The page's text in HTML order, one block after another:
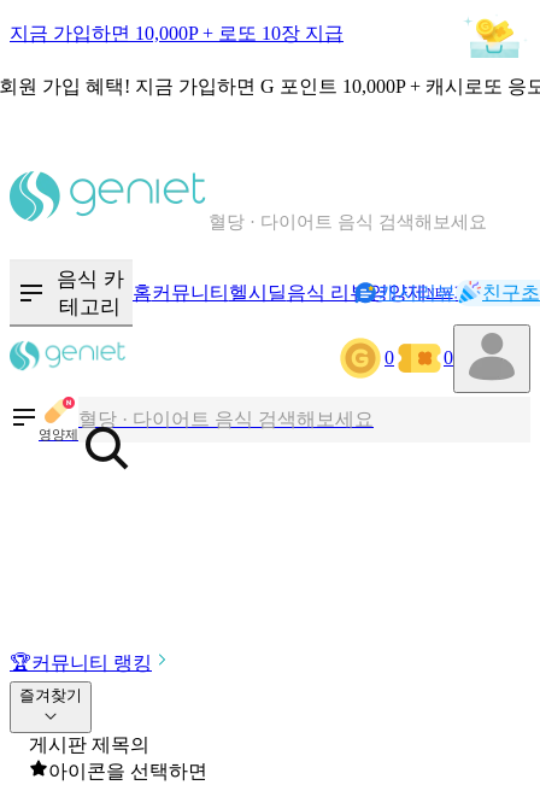
지금 가입하면 10,000P + 로또 10장 지급
원 가입 혜택! 지금 가입하면 G 포인트 10,000P + 캐시로또 응
혈당 · 다이어트 음식 검색해보세요
음식 카
테고리
홈커뮤니티 헬시딜음식 리뷰영양제NEW기록
캐시리뷰 친구
0 0
영양제
칼로리와 영양성분을 검색해보세요
혈당 · 다이어트 음식 검색해보세요
음식 · 영양제 리뷰를 찾아보세요
🏆커뮤니티 랭킹
즐겨찾기
게시판 제목의
아이콘을 선택하면